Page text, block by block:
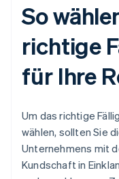
So
richtige
für Ihre
Um das richtige
wählen, sollten Sie
Unternehmens mit
Kundschaft in